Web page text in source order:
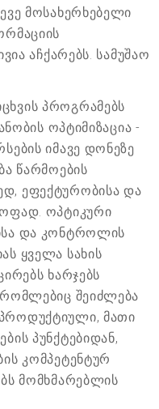
მოსახერხებელი
აჩქარებს. სამუშაო
პროგრამებს
ოპტიმიზაცია -
იმავე დონეზე
წარმოების
ეფექტურობისა და
ოპტიკური
და კონტროლის
ყველა სახის
ხარჯებს
შეიძლება
მათი
პუნქტებიდან,
კომპეტენტურ
მომხმარებლის